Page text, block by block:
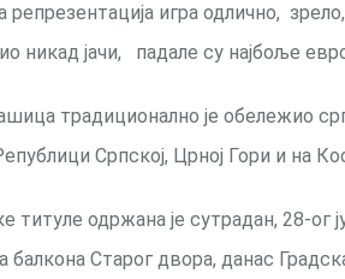
игра одлично,
никад јачи, падале су најбоље
традиционално је обележио
Српској, Црној Гори и на
одржана је сутрадан, 28-ог
Старог двора, данас